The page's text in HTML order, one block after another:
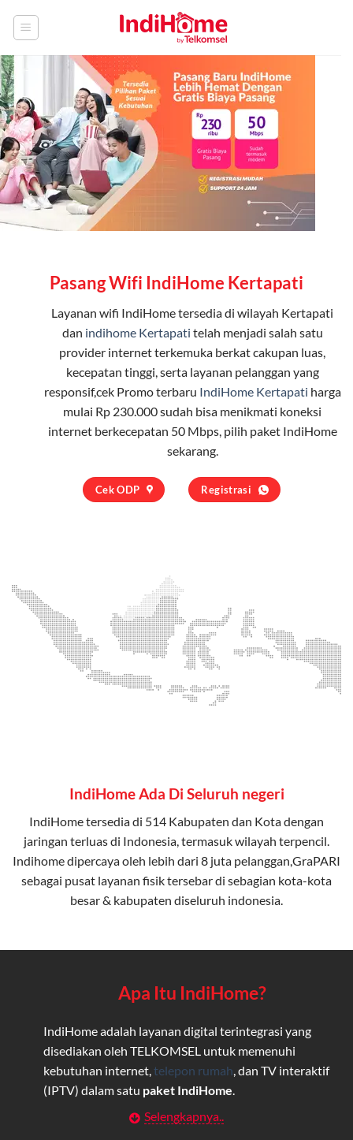
Pasang Wifi IndiHome Kertapati
Layanan wifi IndiHometersedia di wilayah Kertapati
dan indihome Kertapati telah menjadi salah satu
provider internet terkemuka berkat cakupan luas,
kecepatan tinggi, serta layanan pelanggan yang
responsif,cek Promo terbaru IndiHome Kertapati harga
mulai Rp 230.000 sudah bisa menikmati koneksi
internet berkecepatan 50 Mbps, pilih paket IndiHome
sekarang.
Cek ODP Registrasi
IndiHome Ada Di Seluruh negeri
IndiHome tersedia di 514 Kabupaten dan Kota dengan
jaringan terluas di Indonesia, termasuk wilayah terpencil.
Indihome dipercaya oleh lebih dari 8 juta pelanggan,GraPARI
sebagai pusat layanan fisik tersebar di sebagian kota-kota
besar & kabupaten diseluruh indonesia.
Apa Itu IndiHome?
IndiHome adalah layanan digital terintegrasi yang
disediakan oleh TELKOMSEL untuk memenuhi
kebutuhan internet, telepon rumah , dan TV interaktif
(IPTV) dalam satu paket IndiHome
Layanan Wifi Indihome ini dirancang untuk
Selengkapnya..